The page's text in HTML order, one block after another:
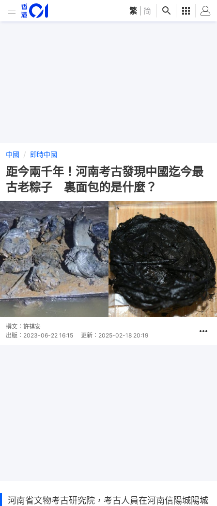
繁 简
中國 即時中國
距今兩千年！河南考古發現中國迄今最
古老粽子 裏面包的是什麼？
撰文： 許祺安
出版： 2023-06-22 16:15 更新： 2025-02-18 20:19
河南省文物考古研究院，考古人員在河南信陽城陽城